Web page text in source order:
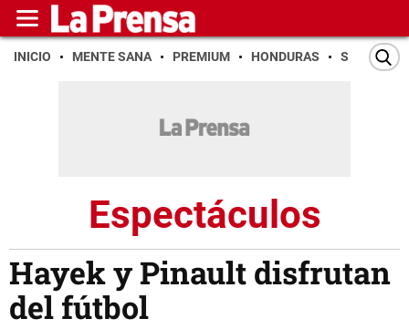
INICIO MENTE SANA PREMIUM HONDURAS SAN PEDRO
Espectáculos
Hayek y Pinault disfrutan
del fútbol